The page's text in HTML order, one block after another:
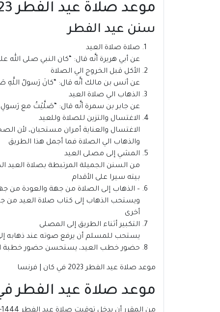
موعد صلاة عيد الفطر 2023 في كان | فرنسا
سنن عيد الفطر
صلاة صلاة العيد
عن أبي هريرة أنَّه قال: “كان النبي صلى الله
الأكل قبل الخروج الي الصلاة
عن أنس بن مالك أنَّه قال: “كانَ رَسولُ اللَّهِ
الذهاب الي صلاة العيد
عن جابر بن سمرة أنَّه قال: “صَلَّيْتُ مع رَسولِ
الاغتسال والتزين للصلاة وللعيد
الاغتسال والعناية أمران مستحبان، لأن
والذهاب الي الصلاة فما أجمل هذا الطريق
المشي إلى مصلى العيد
من السنن الجميلة المرتبطة بصلاة العيد
بيته سيرا على الأقدام
– الذهاب إلى الصلاة من جهة والعودة من
ويستحب الذهاب إلى كتاب صلاة العيد من
أخرى
التكبير أثناء الطريق إلى المصلى
يستحب للمسلم أن يرفع صوته عند ذهابه
حضور خطب العيد، يستحسن حضور خطبة
موعد صلاة عيد الفطر 2023 في كان | فرنسا
موعد صلاة عيد الفطر في كان